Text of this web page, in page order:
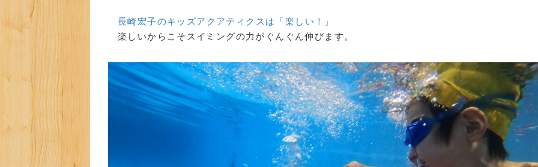
長崎宏子のキッズアクアティクスは「楽しい！」
楽しいからこそスイミングの力がぐんぐん伸びます。